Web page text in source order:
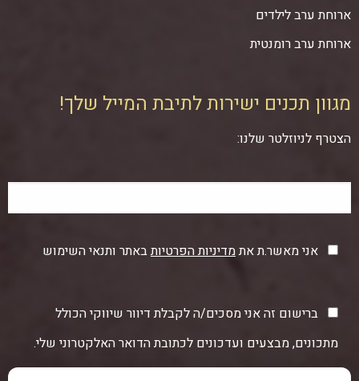
ארוחת ערב לילדים
ארוחת ערב רומנטית
מגוון תכנים ישירות לתיבת המייל שלך!
הצטרף לניוזלטר שלנו:
אני מאשר.ת אתמדיניות הפרטיותבאתר ותנאי השימוש
ברישום זה אני מסכים/ה לקבלת דיוור שיווקי הכולל
מתכונים, מבצעים ועדכונים לכתובת הדואר האלקטרוני שלי.